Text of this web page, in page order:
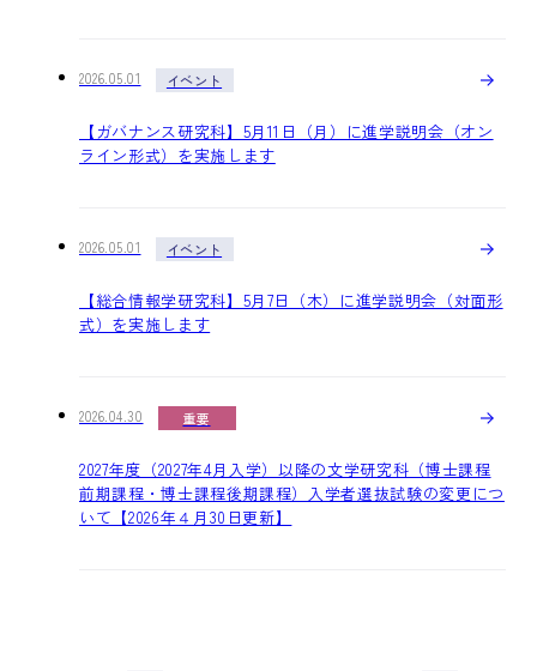
2026.05.01 イベント
【ガバナンス研究科】5月11日（月）に進学説明会（オン
ライン形式）を実施します
2026.05.01 イベント
【総合情報学研究科】5月7日（木）に進学説明会（対面形
式）を実施します
2026.04.30 重要
2027年度（2027年4月入学）以降の文学研究科（博士課程
前期課程・博士課程後期課程）入学者選抜試験の変更につ
いて【2026年４月30日更新】